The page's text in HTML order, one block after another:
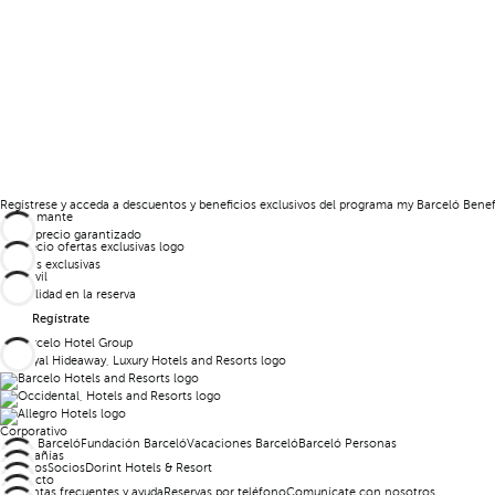
Regístrese y acceda a descuentos y beneficios exclusivos del programa my Barceló
Mejor precio garantizado
Ofertas exclusivas
Flexibilidad en la reserva
Regístrate
Corporativo
Grupo BarcelóFundación BarcelóVacaciones BarcelóBarceló Personas
Compañías
AfiliadosSociosDorint Hotels & Resort
Contacto